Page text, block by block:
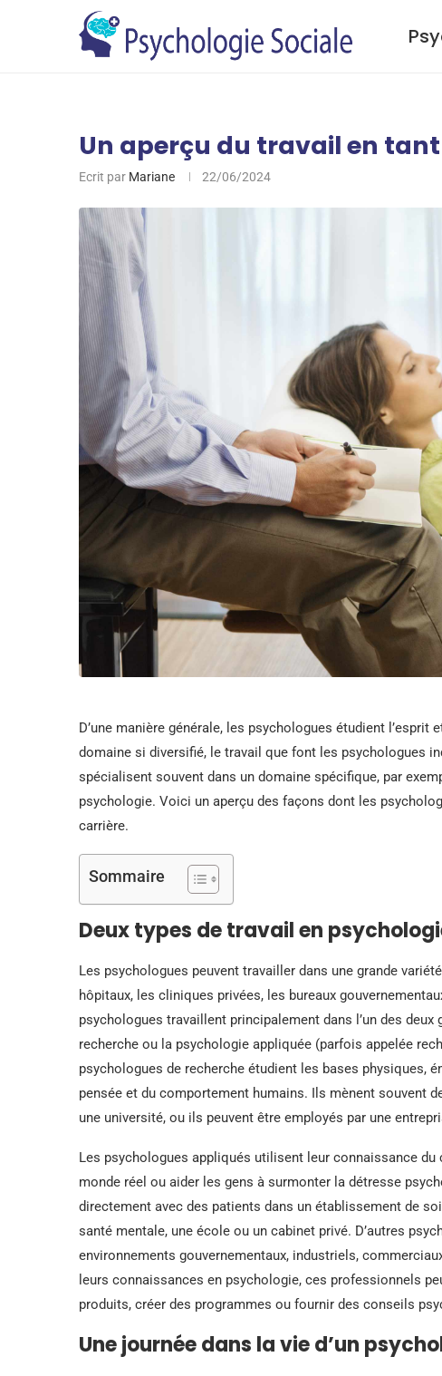
Un aperçu du travail en
Ecrit par Mariane 22/06/2024
D’une manière générale, les psychologues étudient
domaine si diversifié, le travail que font les psychologues
spécialisent souvent dans un domaine spécifique, par
psychologie. Voici un aperçu des façons dont les
carrière.
Sommaire
Deux types de travail en
Les psychologues peuvent travailler dans une grande
hôpitaux, les cliniques privées, les bureaux
psychologues travaillent principalement dans l’un des
recherche ou la psychologie appliquée (parfois appelée
psychologues de recherche étudient les bases physiques,
pensée et du comportement humains. Ils mènent souvent
une université, ou ils peuvent être employés par une
Les psychologues appliqués utilisent leur connaissance
monde réel ou aider les gens à surmonter la détresse
directement avec des patients dans un établissement de
santé mentale, une école ou un cabinet privé. D’autres
environnements gouvernementaux, industriels,
leurs connaissances en psychologie, ces professionnels
produits, créer des programmes ou fournir des conseils
Une journée dans la vie d’un